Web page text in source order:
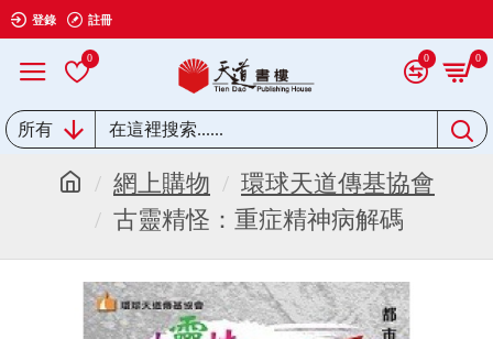
登錄 註冊
0 0 0
所有
網上購物
環球天道傳基協會
古靈精怪：重症精神病解碼